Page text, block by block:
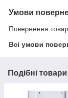
Умови
Повернення
Всі умови
Подібні